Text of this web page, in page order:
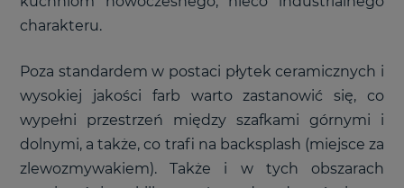
charakteru.
Poza standardem w postaci płytek ceramicznych i
wysokiej jakości farb warto zastanowić się, co
wypełni przestrzeń między szafkami górnymi i
dolnymi, a także, co trafi na backsplash (miejsce za
zlewozmywakiem). Także i w tych obszarach